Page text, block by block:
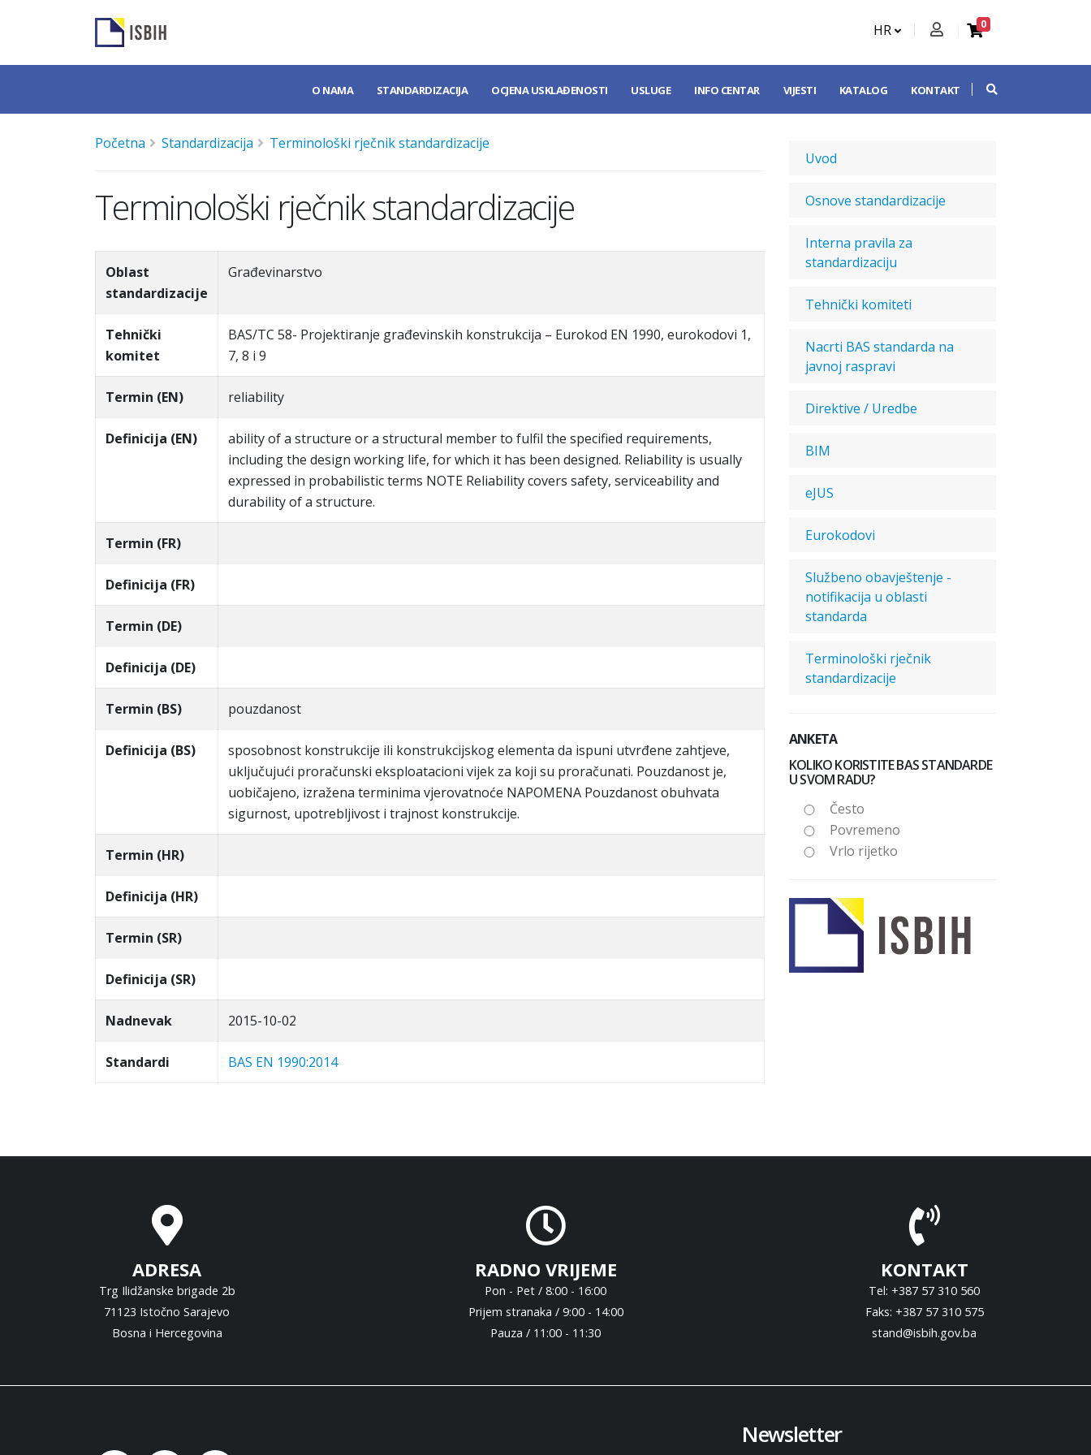
HR 0
O NAMA STANDARDIZACIJA OCJENA USKLAĐENOSTI USLUGE INFO CENTAR VIJESTI KATALOG KONTAKT
Početna Standardizacija Terminološki rječnik standardizacije
Terminološki rječnik standardizacije
Oblast
standardizacije
Građevinarstvo
Tehnički
komitet
BAS/TC 58- Projektiranje građevinskih konstrukcija – Eurokod EN 1990, eurokodovi 1,
7, 8 i 9
Termin (EN) reliability
Definicija (EN)
ability of a structure or a structural member to fulfil the specified requirements,
including the design working life, for which it has been designed. Reliability is usually
expressed in probabilistic terms NOTE Reliability covers safety, serviceability and
durability of a structure.
Termin (FR)
Definicija (FR)
Termin (DE)
Definicija (DE)
Termin (BS) pouzdanost
Definicija (BS)
sposobnost konstrukcije ili konstrukcijskog elementa da ispuni utvrđene zahtjeve,
uklјučujući proračunski eksploatacioni vijek za koji su proračunati. Pouzdanost je,
uobičajeno, izražena terminima vjerovatnoće NAPOMENA Pouzdanost obuhvata
sigurnost, upotreblјivost i trajnost konstrukcije.
Termin (HR)
Definicija (HR)
Termin (SR)
Definicija (SR)
Nadnevak 2015-10-02
Standardi BAS EN 1990:2014
Uvod
Osnove standardizacije
Interna pravila za
standardizaciju
Tehnički komiteti
Nacrti BAS standarda na
javnoj raspravi
Direktive / Uredbe
BIM
eJUS
Eurokodovi
Službeno obavještenje -
notifikacija u oblasti
standarda
Terminološki rječnik
standardizacije
ANKETA
KOLIKO KORISTITE BAS STANDARDE
U SVOM RADU?
Često
Povremeno
Vrlo rijetko
ADRESA
Trg Ilidžanske brigade 2b
71123 Istočno Sarajevo
Bosna i Hercegovina
RADNO VRIJEME
Pon - Pet / 8:00 - 16:00
Prijem stranaka / 9:00 - 14:00
Pauza / 11:00 - 11:30
KONTAKT
Tel: +387 57 310 560
Faks: +387 57 310 575
stand@isbih.gov.ba
Newsletter